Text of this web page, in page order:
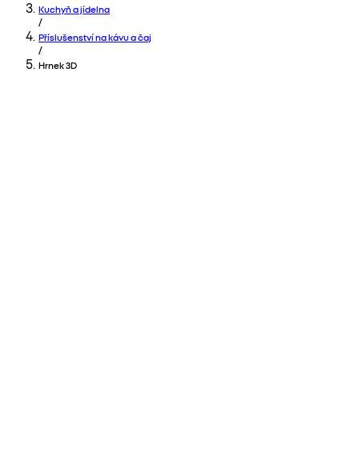
Kuchyň a jídelna
/
Příslušenství na kávu a čaj
/
Hrnek 3D